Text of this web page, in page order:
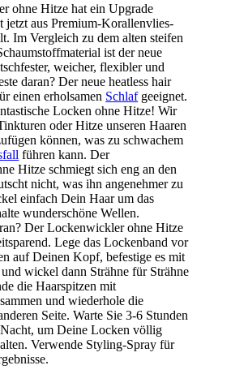
ohne Hitze hat ein Upgrade
jetzt aus Premium-Korallenvlies-
Im Vergleich zu dem alten steifen
ist der neue
weicher, flexibler und
daran? Der neue heatless hair
einen erholsamen Schlafgeeignet.
Locken ohne Hitze! Wir
oder Hitze unseren Haaren
können, was zu schwachem
führen kann. Der
Hitze schmiegt sich eng an den
nicht, was ihn angenehmer zu
einfach Dein Haar um das
wunderschöne Wellen.
Der Lockenwickler ohne Hitze
Lege das Lockenband vor
auf Deinen Kopf, befestige es mit
wickel dann Strähne für Strähne
die Haarspitzen mit
und wiederhole die
Seite. Warte Sie 3-6 Stunden
um Deine Locken völlig
Verwende Styling-Spray für